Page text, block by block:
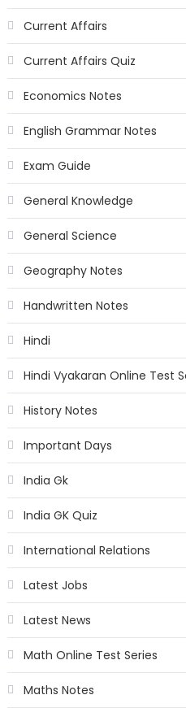
Current Affairs
Current Affairs Quiz
Economics Notes
English Grammar Notes
Exam Guide
General Knowledge
General Science
Geography Notes
Handwritten Notes
Hindi
Hindi Vyakaran Online Test
History Notes
Important Days
India Gk
India GK Quiz
International Relations
Latest Jobs
Latest News
Math Online Test Series
Maths Notes